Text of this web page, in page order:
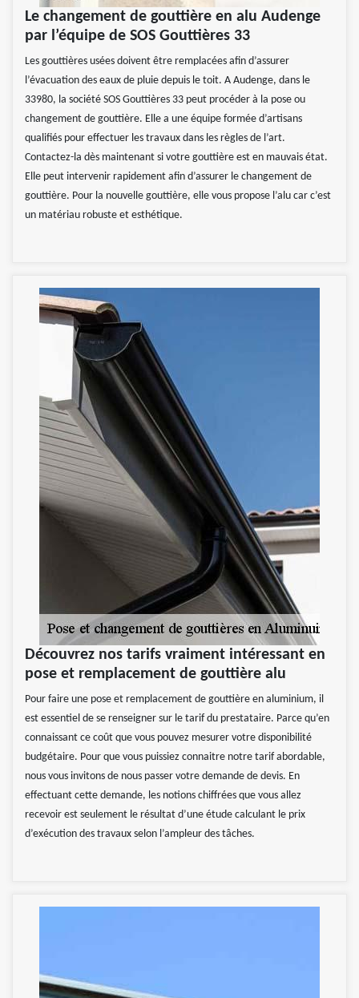
Le changement de gouttière en alu Audenge
par l’équipe de SOS Gouttières 33
Les gouttières usées doivent être remplacées afin d’assurer
l’évacuation des eaux de pluie depuis le toit. A Audenge, dans le
33980, la société SOS Gouttières 33 peut procéder à la pose ou
changement de gouttière. Elle a une équipe formée d’artisans
qualifiés pour effectuer les travaux dans les règles de l’art.
Contactez-la dès maintenant si votre gouttière est en mauvais état.
Elle peut intervenir rapidement afin d’assurer le changement de
gouttière. Pour la nouvelle gouttière, elle vous propose l’alu car c’est
un matériau robuste et esthétique.
Découvrez nos tarifs vraiment intéressant en
pose et remplacement de gouttière alu
Pour faire une pose et remplacement de gouttière en aluminium, il
est essentiel de se renseigner sur le tarif du prestataire. Parce qu’en
connaissant ce coût que vous pouvez mesurer votre disponibilité
budgétaire. Pour que vous puissiez connaitre notre tarif abordable,
nous vous invitons de nous passer votre demande de devis. En
effectuant cette demande, les notions chiffrées que vous allez
recevoir est seulement le résultat d’une étude calculant le prix
d’exécution des travaux selon l’ampleur des tâches.